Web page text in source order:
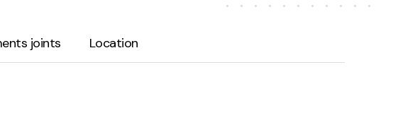
joints Location